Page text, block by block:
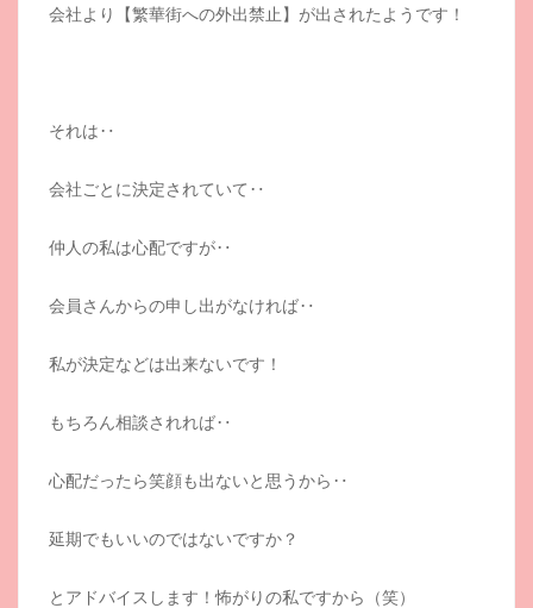
会社より【繁華街への外出禁止】が出されたようです！
それは‥
会社ごとに決定されていて‥
仲人の私は心配ですが‥
会員さんからの申し出がなければ‥
私が決定などは出来ないです！
もちろん相談されれば‥
心配だったら笑顔も出ないと思うから‥
延期でもいいのではないですか？
とアドバイスします！怖がりの私ですから（笑）